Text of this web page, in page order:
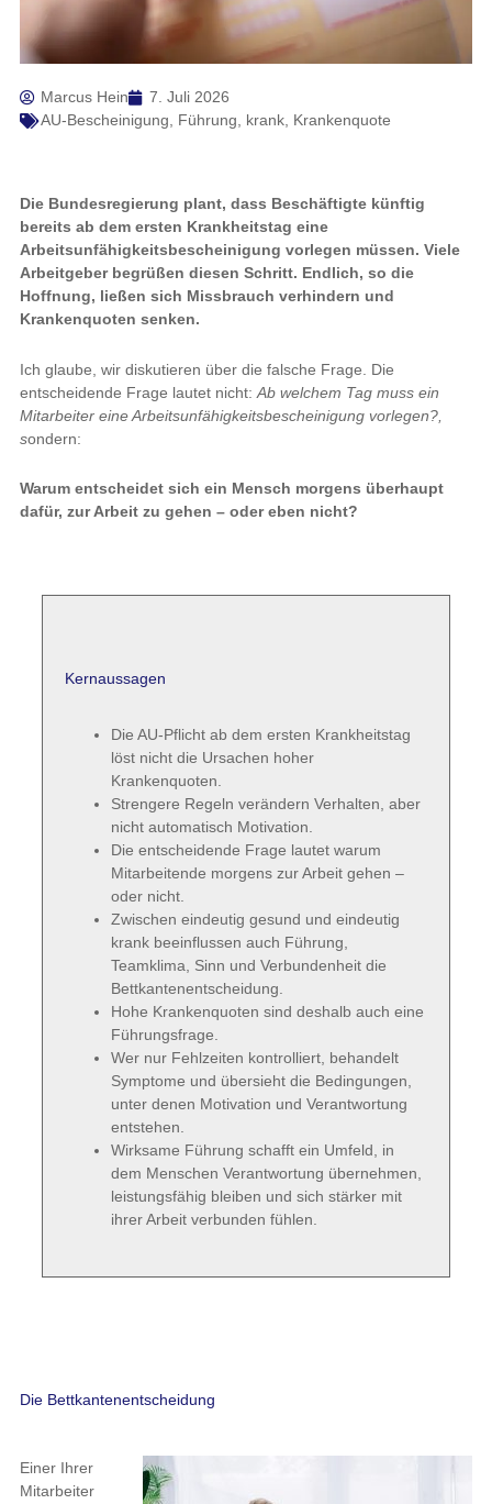
Marcus Hein
7. Juli 2026
AU-Bescheinigung, Führung, krank, Krankenquote
Die Bundesregierung plant, dass Beschäftigte künftig
bereits ab dem ersten Krankheitstag eine
Arbeitsunfähigkeitsbescheinigung vorlegen müssen. Viele
Arbeitgeber begrüßen diesen Schritt. Endlich, so die
Hoffnung, ließen sich Missbrauch verhindern und
Krankenquoten senken.
Ich glaube, wir diskutieren über die falsche Frage. Die
entscheidende Frage lautet nicht: Ab welchem Tag muss ein
Mitarbeiter eine Arbeitsunfähigkeitsbescheinigung vorlegen?,
sondern:
Warum entscheidet sich ein Mensch morgens überhaupt
dafür, zur Arbeit zu gehen – oder eben nicht?
Kernaussagen
Die AU-Pflicht ab dem ersten Krankheitstag
löst nicht die Ursachen hoher
Krankenquoten.
Strengere Regeln verändern Verhalten, aber
nicht automatisch Motivation.
Die entscheidende Frage lautet warum
Mitarbeitende morgens zur Arbeit gehen –
oder nicht.
Zwischen eindeutig gesund und eindeutig
krank beeinflussen auch Führung,
Teamklima, Sinn und Verbundenheit die
Bettkantenentscheidung.
Hohe Krankenquoten sind deshalb auch eine
Führungsfrage.
Wer nur Fehlzeiten kontrolliert, behandelt
Symptome und übersieht die Bedingungen,
unter denen Motivation und Verantwortung
entstehen.
Wirksame Führung schafft ein Umfeld, in
dem Menschen Verantwortung übernehmen,
leistungsfähig bleiben und sich stärker mit
ihrer Arbeit verbunden fühlen.
Die Bettkantenentscheidung
Einer Ihrer
Mitarbeiter